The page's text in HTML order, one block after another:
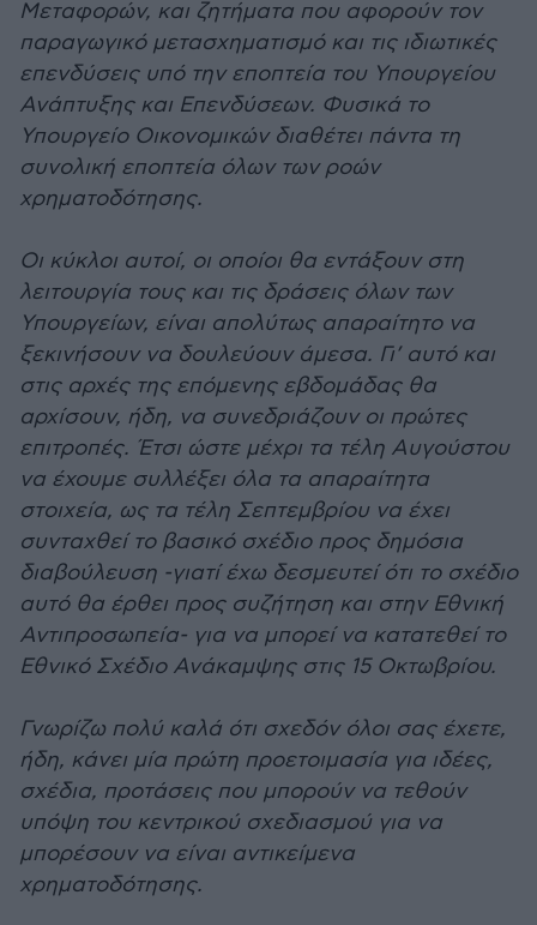
Μεταφορών, και ζητήματα που αφορούν τον
παραγωγικό μετασχηματισμό και τις ιδιωτικές
επενδύσεις υπό την εποπτεία του Υπουργείου
Ανάπτυξης και Επενδύσεων. Φυσικά το
Υπουργείο Οικονομικών διαθέτει πάντα τη
συνολική εποπτεία όλων των ροών
χρηματοδότησης.
Οι κύκλοι αυτοί, οι οποίοι θα εντάξουν στη
λειτουργία τους και τις δράσεις όλων των
Υπουργείων, είναι απολύτως απαραίτητο να
ξεκινήσουν να δουλεύουν άμεσα. Γι’ αυτό και
στις αρχές της επόμενης εβδομάδας θα
αρχίσουν, ήδη, να συνεδριάζουν οι πρώτες
επιτροπές. Έτσι ώστε μέχρι τα τέλη Αυγούστου
να έχουμε συλλέξει όλα τα απαραίτητα
στοιχεία, ως τα τέλη Σεπτεμβρίου να έχει
συνταχθεί το βασικό σχέδιο προς δημόσια
διαβούλευση -γιατί έχω δεσμευτεί ότι το σχέδιο
αυτό θα έρθει προς συζήτηση και στην Εθνική
Αντιπροσωπεία- για να μπορεί να κατατεθεί το
Εθνικό Σχέδιο Ανάκαμψης στις 15 Οκτωβρίου.
Γνωρίζω πολύ καλά ότι σχεδόν όλοι σας έχετε,
ήδη, κάνει μία πρώτη προετοιμασία για ιδέες,
σχέδια, προτάσεις που μπορούν να τεθούν
υπόψη του κεντρικού σχεδιασμού για να
μπορέσουν να είναι αντικείμενα
χρηματοδότησης.